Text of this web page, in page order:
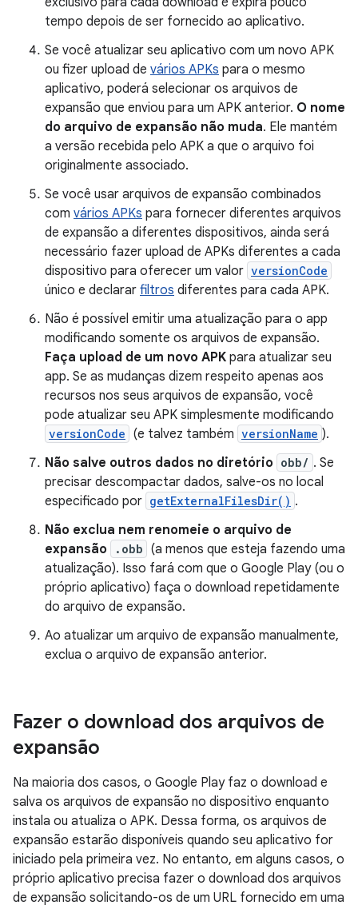
tempo depois de ser fornecido ao aplicativo.
Se você atualizar seu aplicativo com um novo APK
ou fizer upload de vários APKs para o mesmo
aplicativo, poderá selecionar os arquivos de
expansão que enviou para um APK anterior. O nome
do arquivo de expansão não muda. Ele mantém
a versão recebida pelo APK a que o arquivo foi
originalmente associado.
Se você usar arquivos de expansão combinados
com vários APKs para fornecer diferentes arquivos
de expansão a diferentes dispositivos, ainda será
necessário fazer upload de APKs diferentes a cada
dispositivo para oferecer um valor versionCode
único e declarar filtros diferentes para cada APK.
Não é possível emitir uma atualização para o app
modificando somente os arquivos de expansão.
Faça upload de um novo APK para atualizar seu
app. Se as mudanças dizem respeito apenas aos
recursos nos seus arquivos de expansão, você
pode atualizar seu APK simplesmente modificando
versionCode (e talvez também versionName ).
Não salve outros dados no diretório obb/ . Se
precisar descompactar dados, salve-os no local
especificado por getExternalFilesDir() .
Não exclua nem renomeie o arquivo de
expansão
.obb (a menos que esteja fazendo uma
atualização). Isso fará com que o Google Play (ou o
próprio aplicativo) faça o download repetidamente
do arquivo de expansão.
Ao atualizar um arquivo de expansão manualmente,
exclua o arquivo de expansão anterior.
Fazer o download dos arquivos de
expansão
Na maioria dos casos, o Google Play faz o download e
salva os arquivos de expansão no dispositivo enquanto
instala ou atualiza o APK. Dessa forma, os arquivos de
expansão estarão disponíveis quando seu aplicativo for
iniciado pela primeira vez. No entanto, em alguns casos, o
próprio aplicativo precisa fazer o download dos arquivos
de expansão solicitando-os de um URL fornecido em uma